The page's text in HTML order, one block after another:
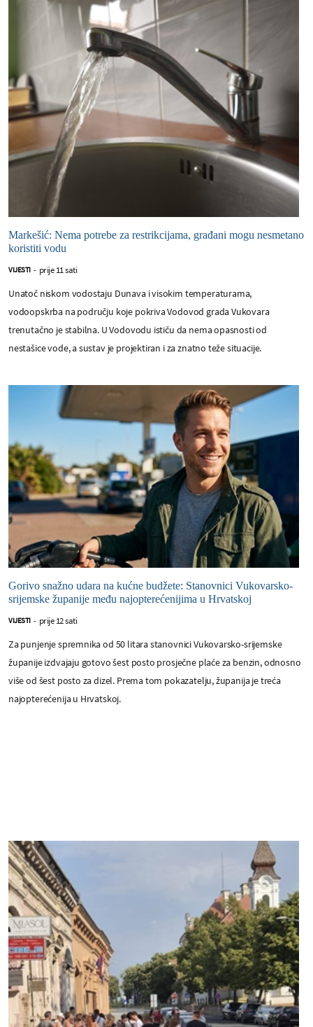
Markešić: Nema potrebe za restrikcijama, građani mogu nesmetano
koristiti vodu
VIJESTI - prije 11 sati
Unatoč niskom vodostaju Dunava i visokim temperaturama,
vodoopskrba na području koje pokriva Vodovod grada Vukovara
trenutačno je stabilna. U Vodovodu ističu da nema opasnosti od
nestašice vode, a sustav je projektiran i za znatno teže situacije.
Gorivo snažno udara na kućne budžete: Stanovnici Vukovarsko-
srijemske županije među najopterećenijima u Hrvatskoj
VIJESTI - prije 12 sati
Za punjenje spremnika od 50 litara stanovnici Vukovarsko-srijemske
županije izdvajaju gotovo šest posto prosječne plaće za benzin, odnosno
više od šest posto za dizel. Prema tom pokazatelju, županija je treća
najopterećenija u Hrvatskoj.